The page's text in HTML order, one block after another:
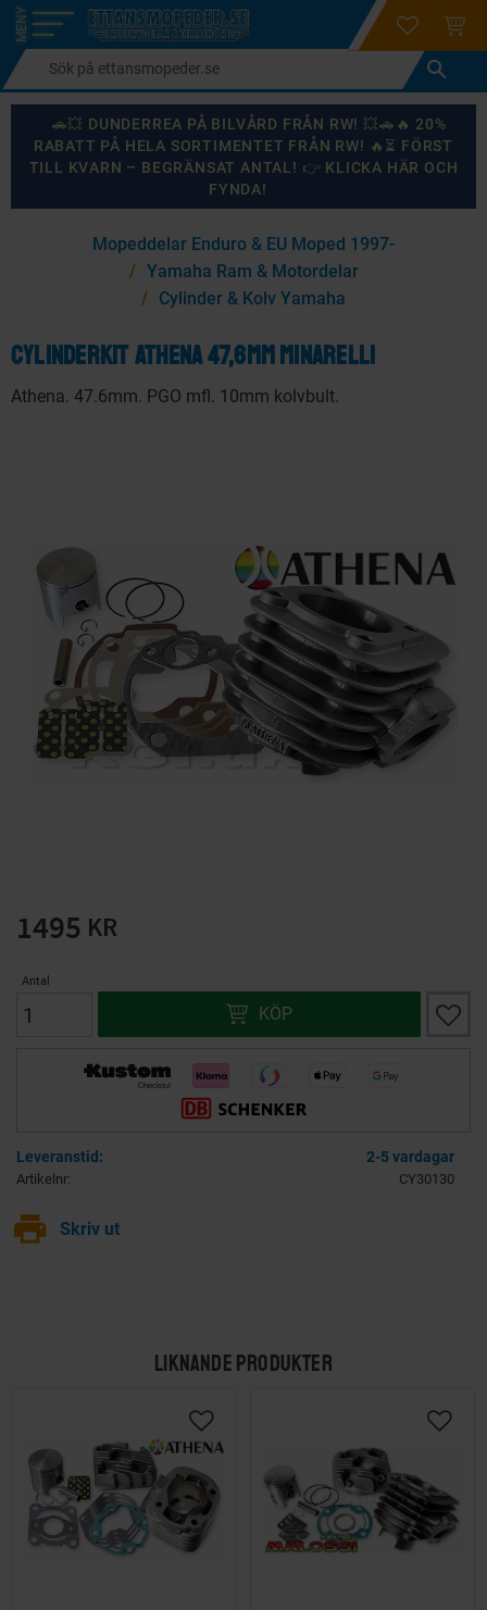
Meny
login
🚗💥 DUNDERREA PÅ BILVÅRD FRÅN RW! 💥🚗🔥 20%
RABATT PÅ HELA SORTIMENTET FRÅN RW! 🔥⏳ FÖRST
TILL KVARN – BEGRÄNSAT ANTAL! 👉 KLICKA HÄR OCH
FYNDA!
KANSKE NÅGON AV DESSA PRODUKTER KAN INTRESSERA
DIG?
Montage/Arbetshandsk
e Hanvo PE304 1 par
ETH01m
20KR
KÖP
Solglasögon 5 pack
solnr50-2
125
87%
KÖP
Mopeddelar Enduro & EU Moped 1997-
Yamaha Ram & Motordelar
Cylinder & Kolv Yamaha
Cylinderkit Athena 47,6mm Minarelli
Athena. 47.6mm. PGO mfl. 10mm kolvbult.
1495 KR
Antal
KÖP Lägg
2-5 vardagar
Artikelnr CY30130
print Skriv ut
LIKNANDE PRODUKTER